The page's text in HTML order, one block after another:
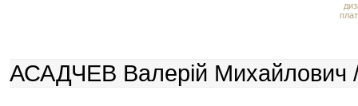
АСАДЧЕВ Валерій Михайлович